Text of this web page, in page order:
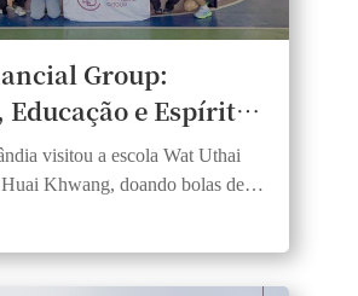
Group:
Educação e Espírito
se unem no Dia
Social
das Escolas de
visitou a escola Wat Uthai
Khwang, doando bolas de
didáticos, em apoio à